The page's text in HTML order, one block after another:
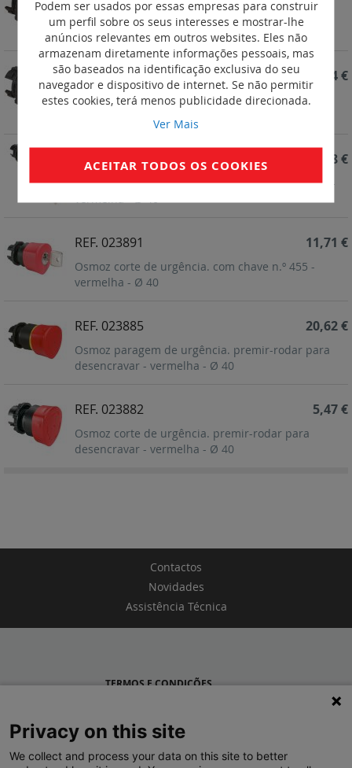
Cabeças simples para botoneiras de pressão
Osmoz - à face - vermelha
REF. 024000
Cabeças simples para botoneiras de pressão
7,94 €
REF. 023892
Osmoz paragem de urgência. com chave n.º 455 -
vermelha - Ø 40
29,28 €
REF. 023891
Osmoz corte de urgência. com chave n.º 455 -
vermelha - Ø 40
11,71 €
REF. 023885
Osmoz paragem de urgência. premir-rodar para
desencravar - vermelha - Ø 40
20,62 €
REF. 023882
Osmoz corte de urgência. premir-rodar para
desencravar - vermelha - Ø 40
5,47 €
Contactos
Novidades
Assistência Técnica
Podem ser usados por essas empresas para construir
um perfil sobre os seus interesses e mostrar-lhe
anúncios relevantes em outros websites. Eles não
armazenam diretamente informações pessoais, mas
são baseados na identificação exclusiva do seu
navegador e dispositivo de internet. Se não permitir
estes cookies, terá menos publicidade direcionada.
Ver Mais
ACEITAR TODOS OS COOKIES
TERMOS E CONDIÇÕES
LEGRAND PORTUGAL
Privacy on this site
We collect and process your data on this site to better